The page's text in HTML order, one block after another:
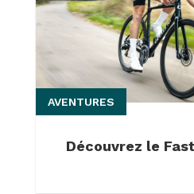
Découvrez le
AVENTURES